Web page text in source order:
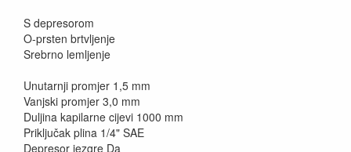
S depresorom
O-prsten brtvljenje
Srebrno lemljenje
Unutarnji promjer 1,5 mm
Vanjski promjer 3,0 mm
Duljina kapilarne cijevi 1000 mm
Priključak plina 1/4" SAE
Depresor jezgre Da